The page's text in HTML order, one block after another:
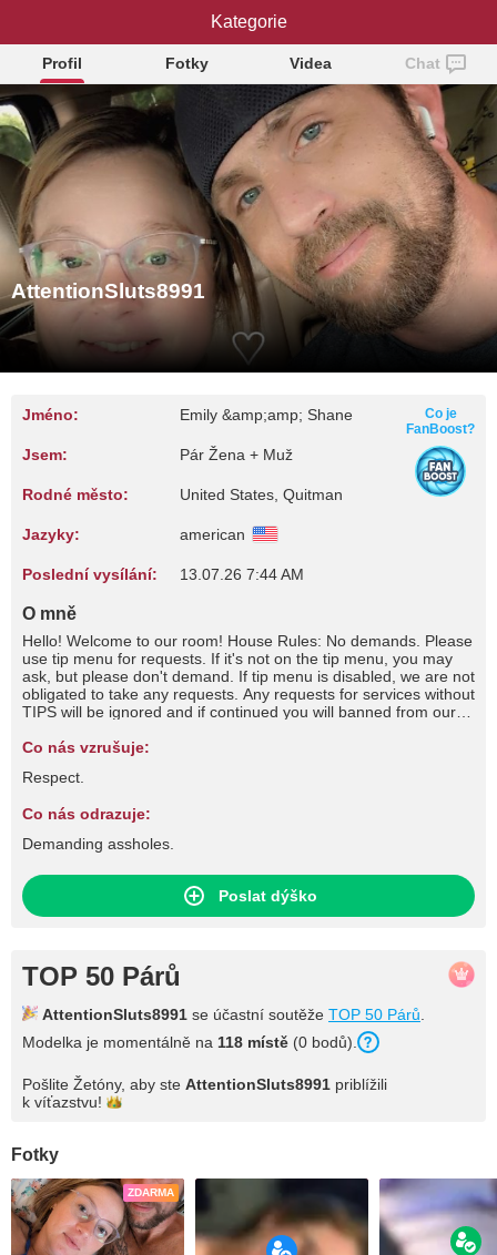
AttentionSluts8991
Profil Fotky Videa Chat
AttentionSluts8991
Jméno: Emily &amp;amp; Shane
Jsem: Pár Žena + Muž
Rodné město: United States, Quitman
Jazyky: american
Poslední vysílání: 13.07.26 7:44 AM
Co je
FanBoost?
O mně
Hello! Welcome to our room! House Rules: No demands. Please
use tip menu for requests. If it's not on the tip menu, you may
ask, but please don't demand. If tip menu is disabled, we are not
obligated to take any requests. Any requests for services without
TIPS will be ignored and if continued you will banned from our
kinks are your kinks, ours are ours. Please do not impose your
shaming, race play, or degrading. Be respectful. If you don't like
Co nás vzrušuje:
Respect.
Co nás odrazuje:
Demanding assholes.
Poslat dýško
TOP 50 Párů
AttentionSluts8991 se účastní soutěže TOP 50 Párů
Modelka je momentálně na 118 místě (0 bodů).
Pošlite Žetóny, aby ste AttentionSluts8991 priblížili
k víťazstvu!
Fotky
ZDARMA
Kategorie